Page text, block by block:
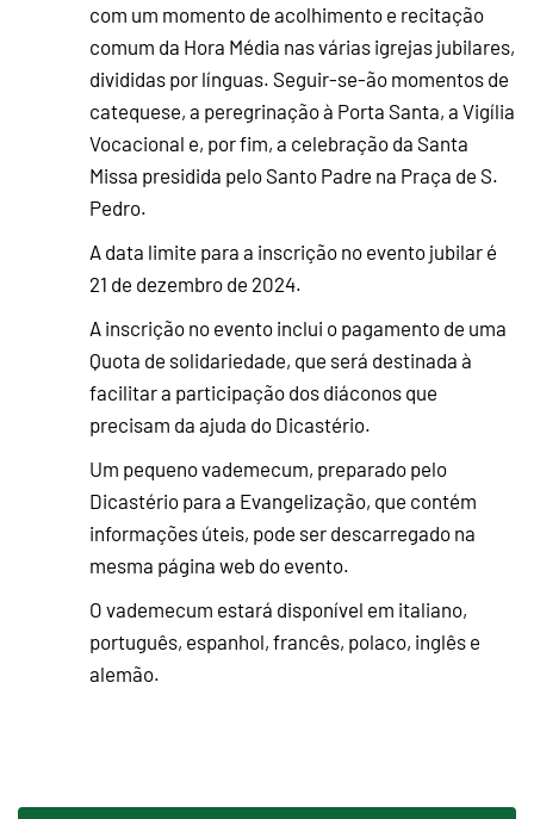
com um momento de acolhimento e recitação
comum da Hora Média nas várias igrejas jubilares,
divididas por línguas. Seguir-se-ão momentos de
catequese, a peregrinação à Porta Santa, a Vigília
Vocacional e, por fim, a celebração da Santa
Missa presidida pelo Santo Padre na Praça de S.
Pedro.
A data limite para a inscrição no evento jubilar é
21 de dezembro de 2024.
A inscrição no evento inclui o pagamento de uma
Quota de solidariedade, que será destinada à
facilitar a participação dos diáconos que
precisam da ajuda do Dicastério.
Um pequeno vademecum, preparado pelo
Dicastério para a Evangelização, que contém
informações úteis, pode ser descarregado na
mesma página web do evento.
O vademecum estará disponível em italiano,
português, espanhol, francês, polaco, inglês e
alemão.